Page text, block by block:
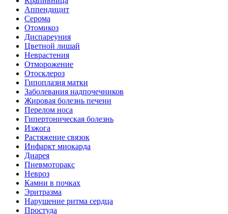
Аппендицит
Серома
Отомикоз
Диспареуния
Цветной лишай
Неврастения
Отморожение
Отосклероз
Гипоплазия матки
Заболевания надпочечников
Жировая болезнь печени
Перелом носа
Гипертоническая болезнь
Изжога
Растяжение связок
Инфаркт миокарда
Диарея
Пневмоторакс
Невроз
Камни в почках
Эритразма
Нарушение ритма сердца
Простуда